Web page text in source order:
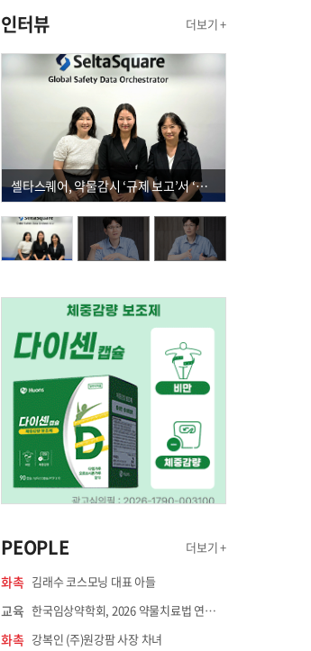
인터뷰 더보기 +
셀타스퀘어, 약물감시 ‘규제 보고’서 ‘데이터 의사결정’으로 "PVX 전환 요구 커진다"
PEOPLE 더보기 +
화촉 김래수 코스모닝 대표 아들
교육 한국임상약학회, 2026 약물치료법 연수강좌 8월 21일 개최
화촉 강복인 (주)원강팜 사장 차녀